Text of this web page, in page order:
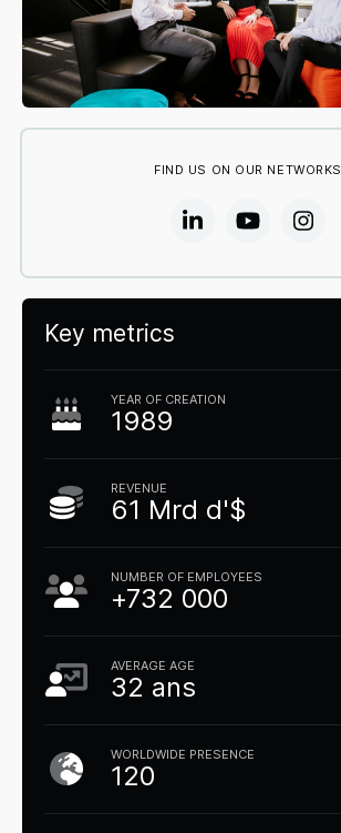
FIND US ON OUR NETWORKS
Key metrics
YEAR OF CREATION
1989
REVENUE
61 Mrd d'$
NUMBER OF EMPLOYEES
+732 000
AVERAGE AGE
32 ans
WORLDWIDE PRESENCE
120